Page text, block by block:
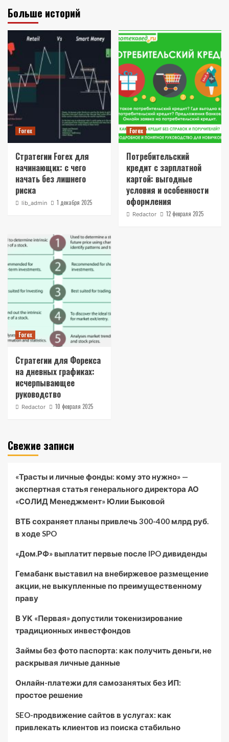
Больше историй
Forex
Стратегии Forex для
начинающих: с чего
начать без лишнего
риска
lib_admin 1 декабря 2025
Forex
Потребительский
кредит с зарплатной
картой: выгодные
условия и особенности
оформления
Redactor 12 февраля 2025
Forex
Стратегии для Форекса
на дневных графиках:
исчерпывающее
руководство
Redactor 10 февраля 2025
Свежие записи
«Трасты и личные фонды: кому это нужно» —
экспертная статья генерального директора АО
«СОЛИД Менеджмент» Юлии Быковой
ВТБ сохраняет планы привлечь 300-400 млрд руб.
в ходе SPO
«Дом.РФ» выплатит первые после IPO дивиденды
Гемабанк выставил на внебиржевое размещение
акции, не выкупленные по преимущественному
праву
В УК «Первая» допустили токенизирование
традиционных инвестфондов
Займы без фото паспорта: как получить деньги, не
раскрывая личные данные
Онлайн-платежи для самозанятых без ИП:
простое решение
SEO-продвижение сайтов в услугах: как
привлекать клиентов из поиска стабильно